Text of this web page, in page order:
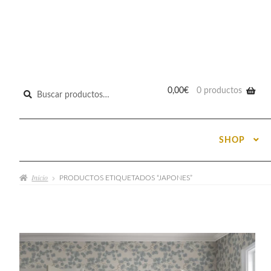
Buscar
0,00€ 0 productos
SHOP
Inicio PRODUCTOS ETIQUETADOS “JAPONES”